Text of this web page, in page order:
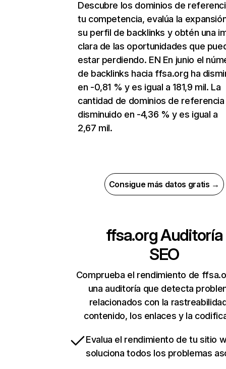
Descubre los dominios de
tu competencia, evalúa la
su perfil de backlinks y obtén una
clara de las oportunidades que
estar perdiendo. EN En junio el
de backlinks hacia ffsa.org ha
en -0,81 % y es igual a 181,9 mil. La
cantidad de dominios de referencia
disminuido en -4,36 % y es igual a
2,67 mil.
Consigue más datos gratis →
ffsa.orgAuditoría
SEO
Comprueba el rendimiento de
una auditoría que detecta
relacionados con la
contenido, los enlaces y la
Evalua el rendimiento de tu sitio
soluciona todos los problemas